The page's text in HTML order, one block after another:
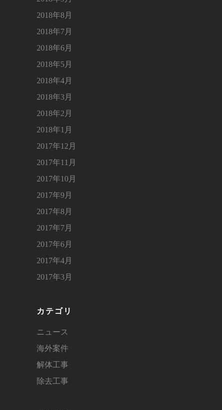
2018年8月
2018年7月
2018年6月
2018年5月
2018年4月
2018年3月
2018年2月
2018年1月
2017年12月
2017年11月
2017年10月
2017年9月
2017年8月
2017年7月
2017年6月
2017年4月
2017年3月
カテゴリ
ニュース
海外案件
解体工事
除去工事